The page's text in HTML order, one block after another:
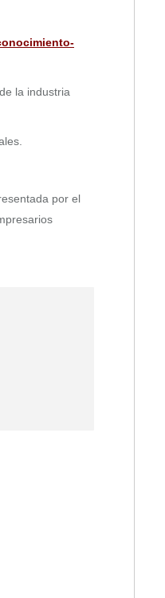
la industria
por el